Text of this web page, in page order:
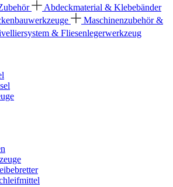
Abdeckmaterial & Klebebänder
Maschinenzubehör &
& Fliesenlegerwerkzeug